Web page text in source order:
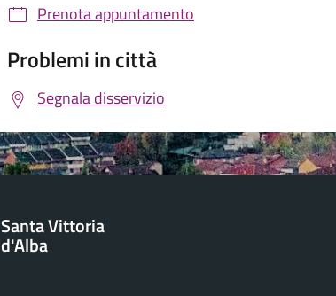
Prenota appuntamento
Problemi in città
Segnala disservizio
Santa Vittoria
d'Alba